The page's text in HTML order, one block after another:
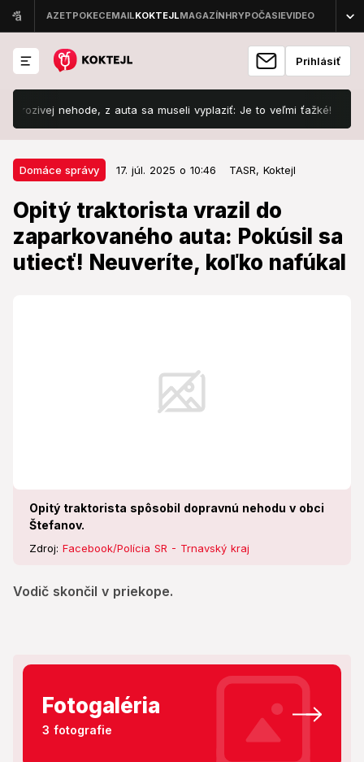
Prihlásiť
nehode, z auta sa museli vyplaziť: Je to veľmi ťažké!
Domáce správy 17. júl. 2025 o 10:46 TASR, Koktejl
Opitý traktorista vrazil do
zaparkovaného auta: Pokúsil sa
utiecť! Neuveríte, koľko nafúkal
Opitý traktorista spôsobil dopravnú nehodu v obci
Štefanov.
Zdroj: Facebook/Polícia SR - Trnavský kraj
Vodič skončil v priekope.
Domáce správy 17. júl. 2025 o 10:46
Opitý traktorista vrazil do
zaparkovaného auta: Pokúsil sa
utiecť! Neuveríte, koľko nafúkal
Fotogaléria
3 fotografie